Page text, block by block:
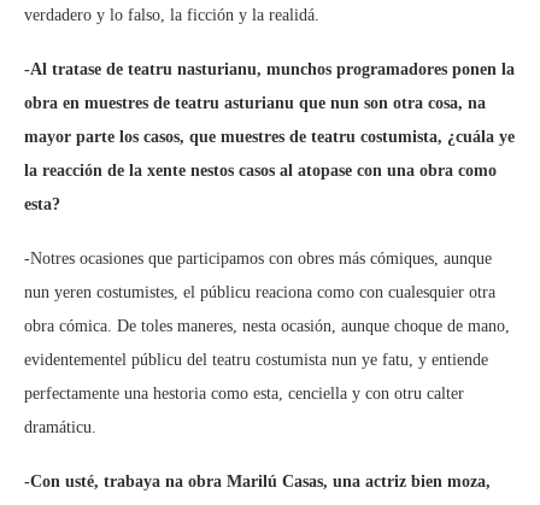
verdadero y lo falso, la ficción y la realidá.
-Al tratase de teatru nasturianu, munchos programadores ponen la
obra en muestres de teatru asturianu que nun son otra cosa, na
mayor parte los casos, que muestres de teatru costumista, ¿cuála ye
la reacción de la xente nestos casos al atopase con una obra como
esta?
-Notres ocasiones que participamos con obres más cómiques, aunque
nun yeren costumistes, el públicu reaciona como con cualesquier otra
obra cómica. De toles maneres, nesta ocasión, aunque choque de mano,
evidentementel públicu del teatru costumista nun ye fatu, y entiende
perfectamente una hestoria como esta, cenciella y con otru calter
dramáticu.
-Con usté, trabaya na obra Marilú Casas, una actriz bien moza,